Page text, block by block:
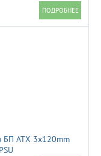
БП ATX 3x120mm